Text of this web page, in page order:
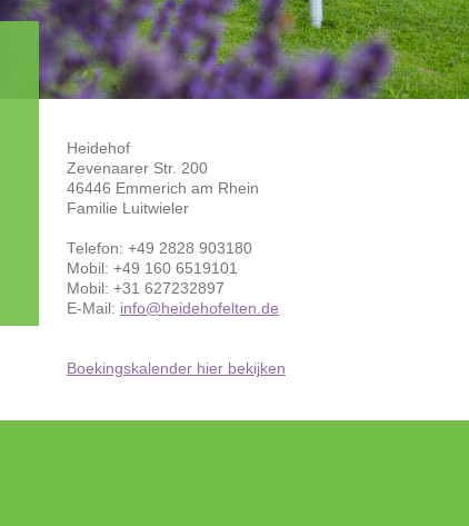
Heidehof
Zevenaarer Str. 200
46446 Emmerich am Rhein
Familie Luitwieler
Telefon: +49 2828 903180
Mobil: +49 160 6519101
Mobil: +31 627232897
E-Mail: info@heidehofelten.de
Boekingskalender hier bekijken